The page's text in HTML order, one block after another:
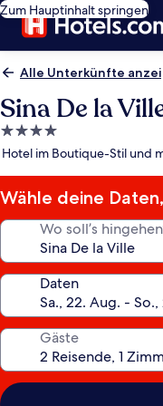
Zum Hauptinhalt springen
Alle Unterkünfte
Sina De la
4.0-
Sterne-
Hotel im Boutique-Stil und
Wähle deine
Wo soll’s
Daten
Gäste